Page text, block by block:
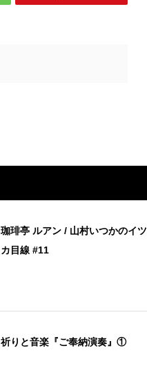
珈琲亭 ルアン / 山村いつかのイツ
カ目線 #11
祈りと音楽『ご奉納演奏』①